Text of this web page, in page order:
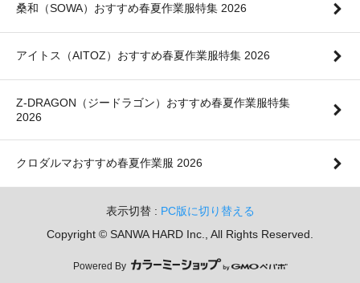
桑和（SOWA）おすすめ春夏作業服特集 2026
アイトス（AITOZ）おすすめ春夏作業服特集 2026
Z-DRAGON（ジードラゴン）おすすめ春夏作業服特集
2026
クロダルマおすすめ春夏作業服 2026
表示切替 : PC版に切り替える
Copyright © SANWA HARD Inc., All Rights Reserved.
Powered By